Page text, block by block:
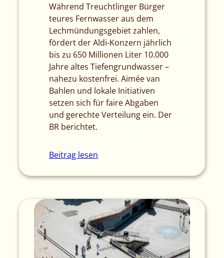
Während Treuchtlinger Bürger
teures Fernwasser aus dem
Lechmündungsgebiet zahlen,
fördert der Aldi-Konzern jährlich
bis zu 650 Millionen Liter 10.000
Jahre altes Tiefengrundwasser –
nahezu kostenfrei. Aimée van
Bahlen und lokale Initiativen
setzen sich für faire Abgaben
und gerechte Verteilung ein. Der
BR berichtet.
Beitrag lesen